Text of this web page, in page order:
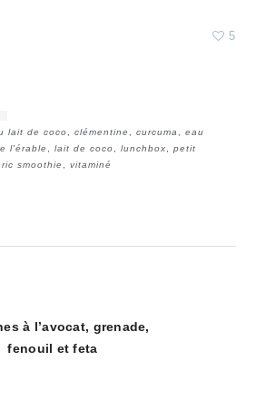
5
lait de coco ,clémentine ,curcuma ,eau
l'érable ,lait de coco ,lunchbox ,petit
smoothie ,vitaminé
à l’avocat, grenade,
fenouil et feta